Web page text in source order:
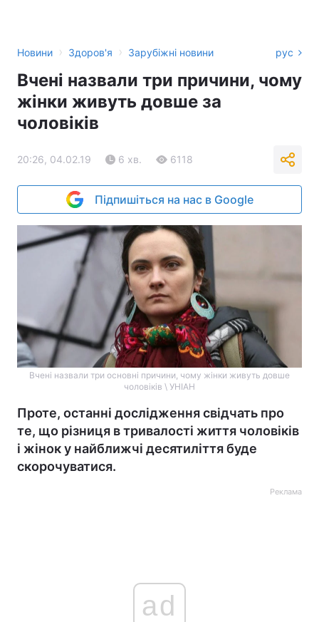
Новини › Здоров'я › Зарубіжні новини рус
Вчені назвали три причини, чому
жінки живуть довше за
чоловіків
20:26, 04.02.19 6 хв. 6118
Підпишіться на нас в Google
Вчені назвали три основні причини, чому жінки живуть довше
чоловіків \ УНІАН
Проте, останні дослідження свідчать про
те, що різниця в тривалості життя чоловіків
і жінок у найближчі десятиліття буде
скорочуватися.
Реклама
ad